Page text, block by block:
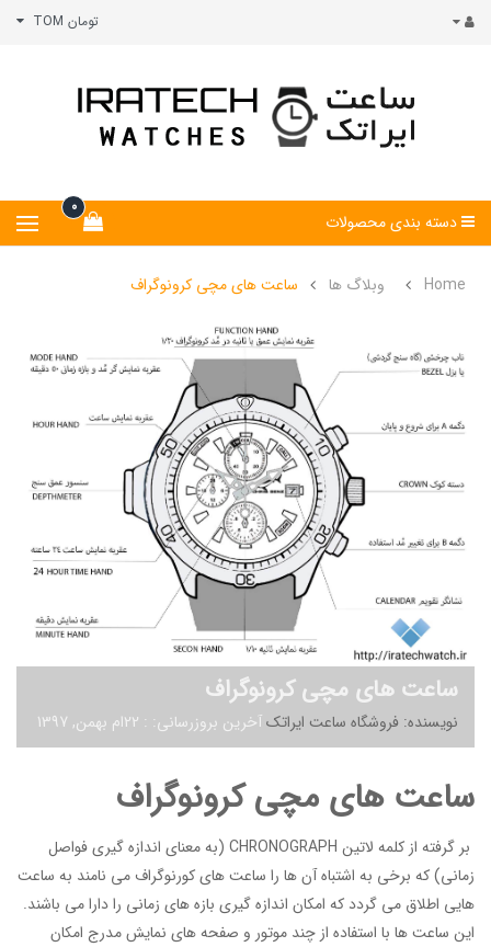
تومان TOM
0
دسته بندی محصولات
Home وبلاگ ها ساعت های مچی کرونوگراف
ساعت های مچی کرونوگراف
نویسنده: فروشگاه ساعت ایراتکآخرین بروزرسانی: : 22ام بهمن, 1397
ساعت های مچی کرونوگراف
بر گرفته از کلمه لاتین CHRONOGRAPH (به معنای اندازه گیری فواصل
زمانی) که برخی به اشتباه آن ها را ساعت های کورنوگراف می نامند به ساعت
هایی اطلاق می گردد که امکان اندازه گیری بازه های زمانی را دارا می باشند.
این ساعت ها با استفاده از چند موتور و صفحه های نمایش مدرج امکان